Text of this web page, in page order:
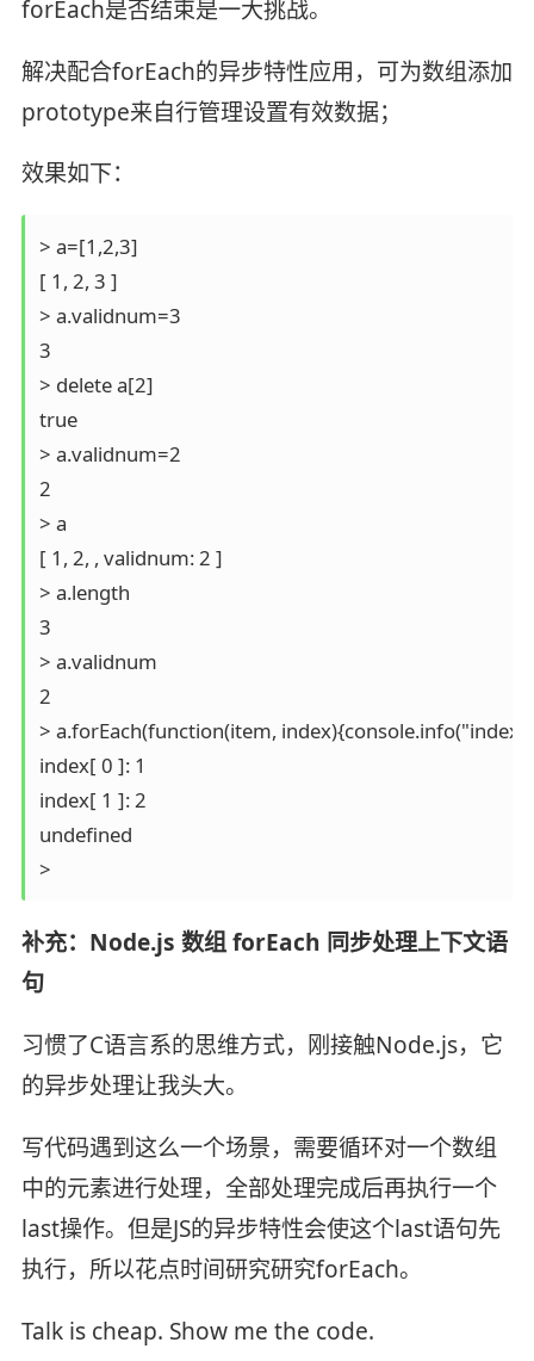
forEach是否结束是一大挑战。
解决配合forEach的异步特性应用，可为数组添加
prototype来自行管理设置有效数据；
效果如下：
> a=[1,2,3]
[ 1, 2, 3 ]
> a.validnum=3
3
> delete a[2]
true
> a.validnum=2
2
> a
[ 1, 2, , validnum: 2 ]
> a.length
3
> a.validnum
2
> a.forEach(function(item,
index[ 0 ]: 1
index[ 1 ]: 2
undefined
>
补充：Node.js 数组 forEach 同步处理上下文语
句
习惯了C语言系的思维方式，刚接触Node.js，它
的异步处理让我头大。
写代码遇到这么一个场景，需要循环对一个数组
中的元素进行处理，全部处理完成后再执行一个
last操作。但是JS的异步特性会使这个last语句先
执行，所以花点时间研究研究forEach。
Talk is cheap. Show me the code.